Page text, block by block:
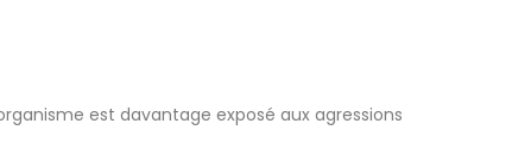
est davantage exposé aux agressions